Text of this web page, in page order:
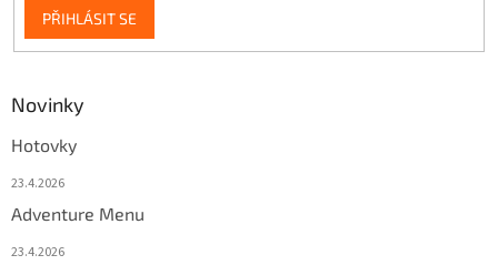
PŘIHLÁSIT SE
Novinky
Hotovky
23.4.2026
Adventure Menu
23.4.2026